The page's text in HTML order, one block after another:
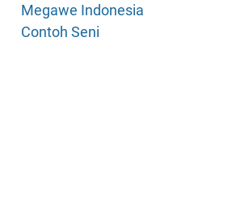
Megawe Indonesia
Contoh Seni